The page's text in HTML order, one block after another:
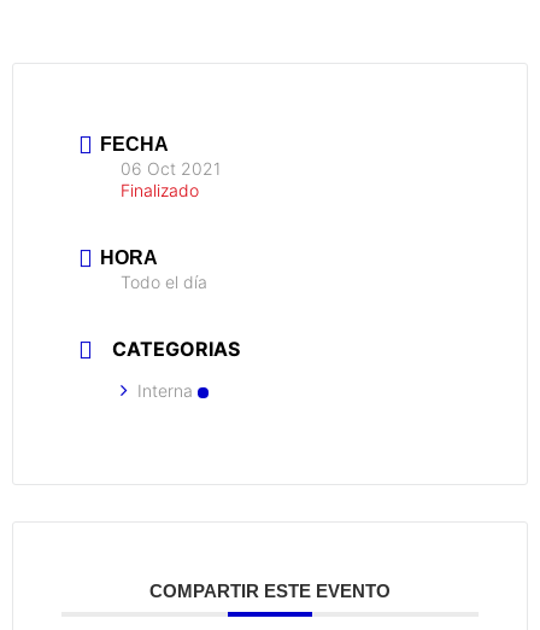
FECHA
06 Oct 2021
Finalizado
HORA
Todo el día
CATEGORIAS
Interna
COMPARTIR ESTE EVENTO